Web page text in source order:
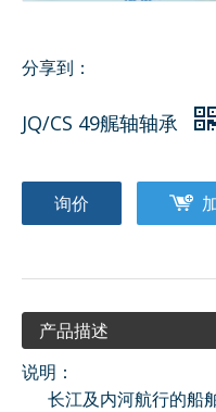
分享到：
JQ/CS 49艉轴轴承
询价
产品描述
说明：
长江及内河航行的船